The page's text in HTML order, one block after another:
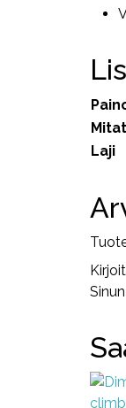
Mitat
Laji